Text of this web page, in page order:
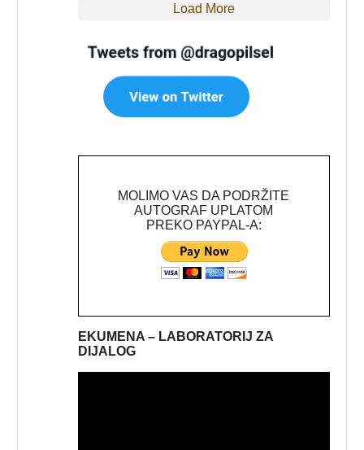
Load More
MOLIMO VAS DA PODRŽITE
AUTOGRAF UPLATOM
PREKO PAYPAL-A:
EKUMENA – LABORATORIJ ZA
DIJALOG